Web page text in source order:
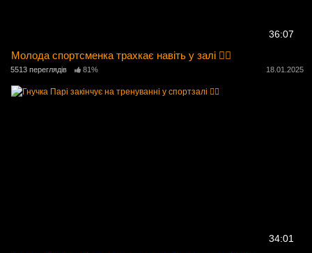
36:07
Молода спортсменка трахкає навіть у залі 🏋️‍♀️
5513 переглядів 81% 18.01.2025
34:01